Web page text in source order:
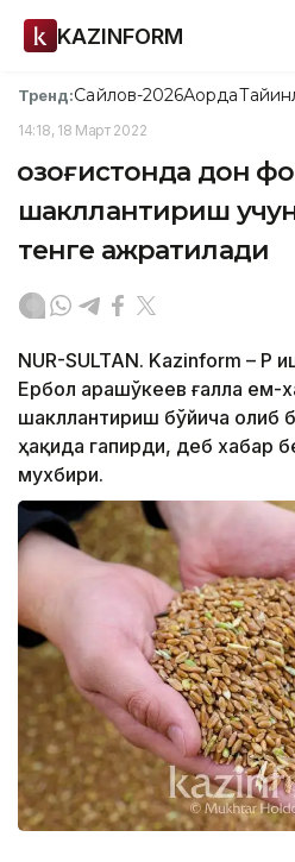
KAZINFORM
Тренд:Сайлов-2026Ақорда
14:18, 18 Март 2022
Қозоғистонда дон
шакллантириш
тенге ажратилади
NUR-SULTAN. Kazinform – ҚР
Ербол Қарашўкеев ғалла ем-
шакллантириш бўйича олиб
ҳақида гапирди, деб хабар
мухбири.